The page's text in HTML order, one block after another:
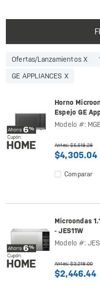
Ofertas/Lanzamientos X
GE APPLIANCES X
Horno
Espejo GE
Modelo #:
Antes: $5,519.28
$4,305.04
Comparar
Microondas
- JES11W
Modelo #:
Antes: $3,219.00
$2,446.44